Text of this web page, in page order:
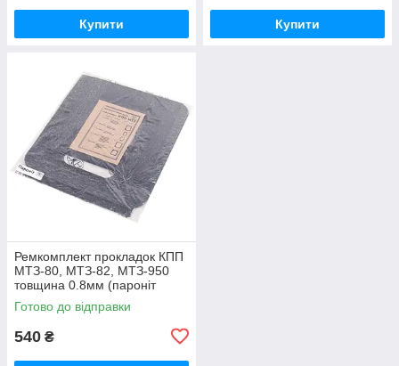
Купити Купити
Ремкомплект прокладок КПП
МТЗ-80, МТЗ-82, МТЗ-950
товщина 0.8мм (пароніт
Україна) Р/к коробки передач
МТЗ
Готово до відправки
540 ₴